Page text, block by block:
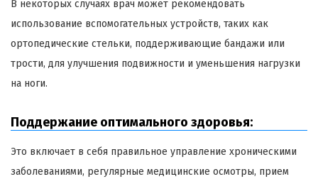
В некоторых случаях врач может рекомендовать
использование вспомогательных устройств, таких как
ортопедические стельки, поддерживающие бандажи или
трости, для улучшения подвижности и уменьшения нагрузки
на ноги.
Поддержание оптимального здоровья:
Это включает в себя правильное управление хроническими
заболеваниями, регулярные медицинские осмотры, прием